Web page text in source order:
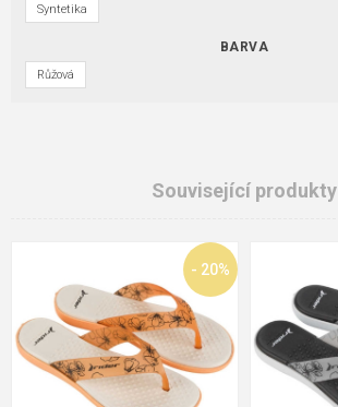
Syntetika
BARVA
Růžová
Související produkty
- 20%